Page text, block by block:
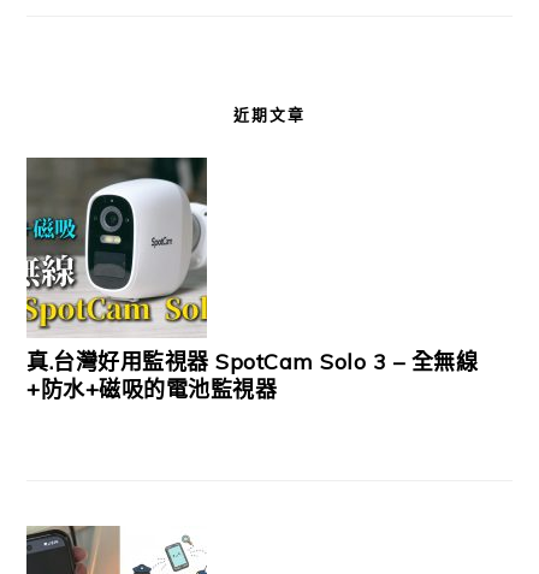
近期文章
真.台灣好用監視器 SpotCam Solo 3 – 全無線
+防水+磁吸的電池監視器